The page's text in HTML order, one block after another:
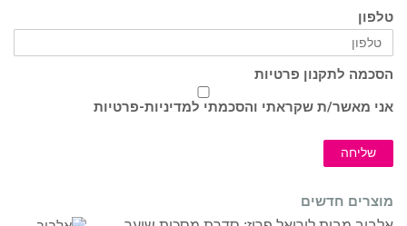
טלפון
הסכמה לתקנון פרטיות
אני מאשר/ת שקראתי והסכמתי למדיניות-פרטיות
שליחה
מוצרים חדשים